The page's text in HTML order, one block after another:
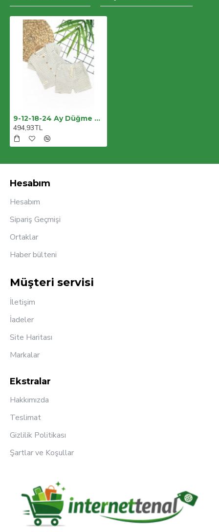
9-12-18-24 Ay Düğme Detaylı Çizgili Müslin Kumaş Yazlık 2li Erkek Bebek Takımı
494,93TL
Hesabım
Hesabım
Sipariş Geçmişi
Ortaklar
Haber bülteni
Müşteri servisi
İletişim
İadeler
Site Haritası
Markalar
Ekstralar
Hakkımızda
Teslimat
Gizlilik Politikası
Şartlar ve Koşullar